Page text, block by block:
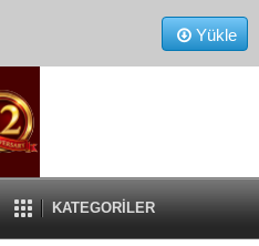
Yükle
KATEGORİLER